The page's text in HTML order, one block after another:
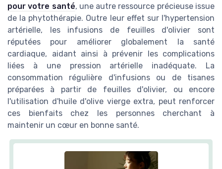
pour votre santé, une autre ressource précieuse issue
de la phytothérapie. Outre leur effet sur l'hypertension
artérielle, les infusions de feuilles d'olivier sont
réputées pour améliorer globalement la santé
cardiaque, aidant ainsi à prévenir les complications
liées à une pression artérielle inadéquate. La
consommation régulière d'infusions ou de tisanes
préparées à partir de feuilles d'olivier, ou encore
l'utilisation d'huile d'olive vierge extra, peut renforcer
ces bienfaits chez les personnes cherchant à
maintenir un cœur en bonne santé.